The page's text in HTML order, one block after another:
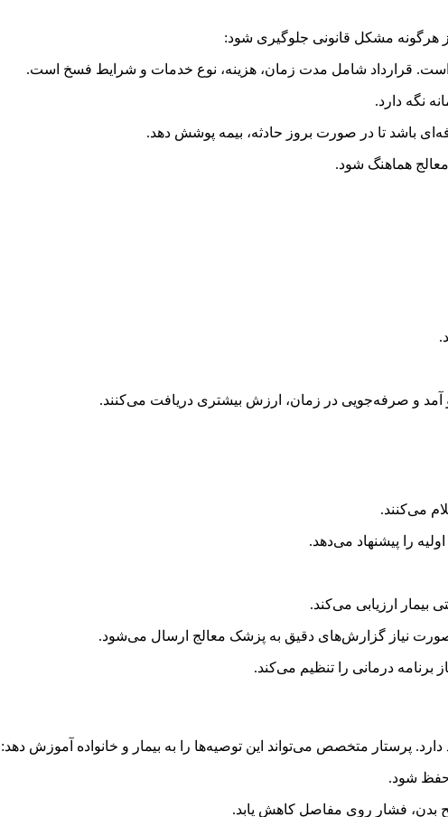
از هرگونه مشکل قانونی جلوگیری شود:
است. قرارداد شامل مدت زمان، هزینه، نوع خدمات و شرایط فسخ است.
نگه دارد.
باشد تا در صورت بروز حادثه، بیمه پوشش دهد.
معالج هماهنگ شود.
آمد و صرفه‌جویی در زمان، ارزش بیشتری دریافت می‌کنند.
می‌کنند.
را پیشنهاد می‌دهد.
بیمار ارزیابی می‌کند.
نیاز گزارش‌های دقیق به پزشک معالج ارسال می‌شود.
برنامه درمانی را تنظیم می‌کند.
پرستار متخصص می‌تواند این توصیه‌ها را به بیمار و خانواده آموزش دهد:
حفظ شود.
بدن، فشار روی مفاصل کاهش یابد.